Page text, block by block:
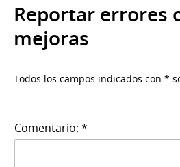
Reportar errores
mejoras
Todos los campos indicados con *
Comentario: *